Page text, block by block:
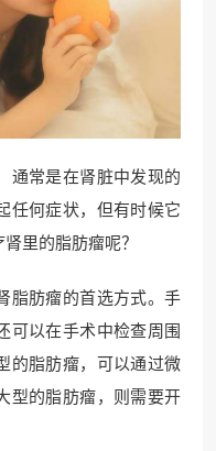
通常是在肾脏中发现的
任何症状，但有时候它
里的脂肪瘤呢？
脂肪瘤的首选方式。手
可以在手术中检查周围
的脂肪瘤，可以通过微
型的脂肪瘤，则需要开